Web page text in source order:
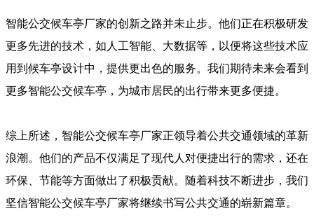
智能公交候车亭厂家的创新之路并未止步。他们正在积极研发
更多先进的技术，如人工智能、大数据等，以便将这些技术应
用到候车亭设计中，提供更出色的服务。我们期待未来会看到
更多智能公交候车亭，为城市居民的出行带来更多便捷。
综上所述，智能公交候车亭厂家正领导着公共交通领域的革新
浪潮。他们的产品不仅满足了现代人对便捷出行的需求，还在
环保、节能等方面做出了积极贡献。随着科技不断进步，我们
坚信智能公交候车亭厂家将继续书写公共交通的崭新篇章。